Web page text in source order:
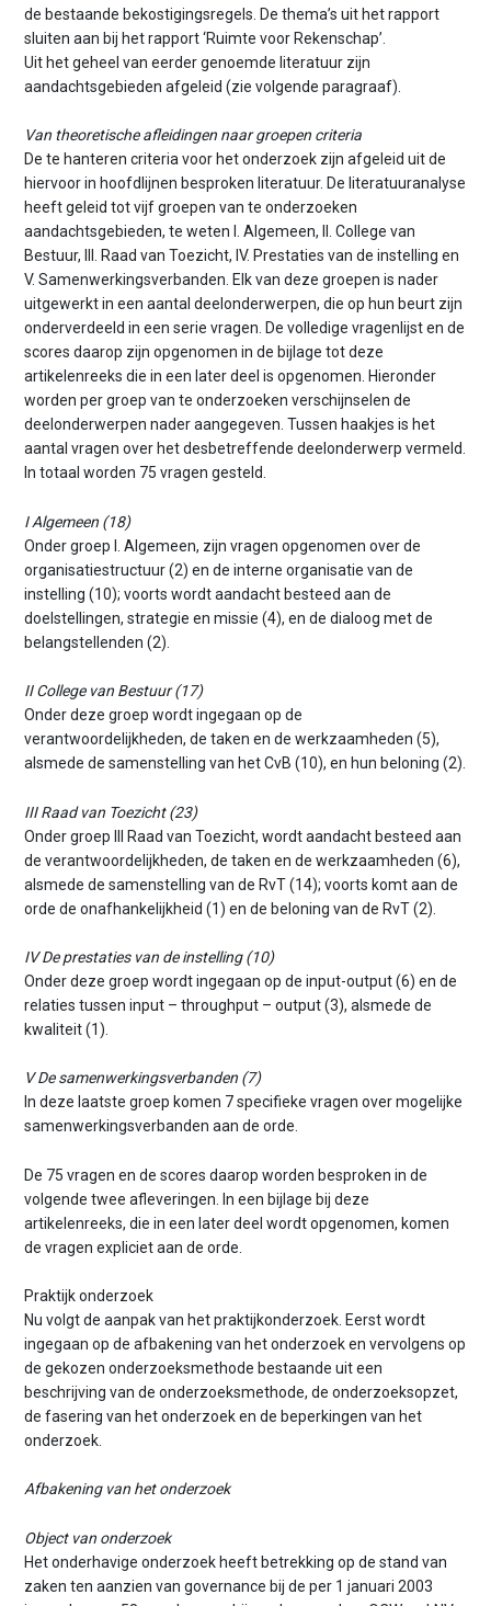
de bestaande bekostigingsregels. De thema’s uit het rapport
sluiten aan bij het rapport ‘Ruimte voor Rekenschap’.
Uit het geheel van eerder genoemde literatuur zijn
aandachtsgebieden afgeleid (zie volgende paragraaf).
Van theoretische afleidingen naar groepen criteria
De te hanteren criteria voor het onderzoek zijn afgeleid uit de
hiervoor in hoofdlijnen besproken literatuur. De literatuuranalyse
heeft geleid tot vijf groepen van te onderzoeken
aandachtsgebieden, te weten I. Algemeen, II. College van
Bestuur, III. Raad van Toezicht, IV. Prestaties van de instelling en
V. Samenwerkingsverbanden. Elk van deze groepen is nader
uitgewerkt in een aantal deelonderwerpen, die op hun beurt zijn
onderverdeeld in een serie vragen. De volledige vragenlijst en de
scores daarop zijn opgenomen in de bijlage tot deze
artikelenreeks die in een later deel is opgenomen. Hieronder
worden per groep van te onderzoeken verschijnselen de
deelonderwerpen nader aangegeven. Tussen haakjes is het
aantal vragen over het desbetreffende deelonderwerp vermeld.
In totaal worden 75 vragen gesteld.
I Algemeen (18)
Onder groep I. Algemeen, zijn vragen opgenomen over de
organisatiestructuur (2) en de interne organisatie van de
instelling (10); voorts wordt aandacht besteed aan de
doelstellingen, strategie en missie (4), en de dialoog met de
belangstellenden (2).
II College van Bestuur (17)
Onder deze groep wordt ingegaan op de
verantwoordelijkheden, de taken en de werkzaamheden (5),
alsmede de samenstelling van het CvB (10), en hun beloning (2).
III Raad van Toezicht (23)
Onder groep III Raad van Toezicht, wordt aandacht besteed aan
de verantwoordelijkheden, de taken en de werkzaamheden (6),
alsmede de samenstelling van de RvT (14); voorts komt aan de
orde de onafhankelijkheid (1) en de beloning van de RvT (2).
IV De prestaties van de instelling (10)
Onder deze groep wordt ingegaan op de input-output (6) en de
relaties tussen input – throughput – output (3), alsmede de
kwaliteit (1).
V De samenwerkingsverbanden (7)
In deze laatste groep komen 7 specifieke vragen over mogelijke
samenwerkingsverbanden aan de orde.
De 75 vragen en de scores daarop worden besproken in de
volgende twee afleveringen. In een bijlage bij deze
artikelenreeks, die in een later deel wordt opgenomen, komen
de vragen expliciet aan de orde.
Praktijk onderzoek
Nu volgt de aanpak van het praktijkonderzoek. Eerst wordt
ingegaan op de afbakening van het onderzoek en vervolgens op
de gekozen onderzoeksmethode bestaande uit een
beschrijving van de onderzoeksmethode, de onderzoeksopzet,
de fasering van het onderzoek en de beperkingen van het
onderzoek.
Afbakening van het onderzoek
Object van onderzoek
Het onderhavige onderzoek heeft betrekking op de stand van
zaken ten aanzien van governance bij de per 1 januari 2003